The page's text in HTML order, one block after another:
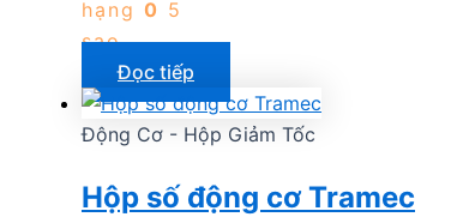
hạng 0 5
sao
Đọc tiếp
Động Cơ - Hộp Giảm Tốc
Hộp số động cơ Tramec